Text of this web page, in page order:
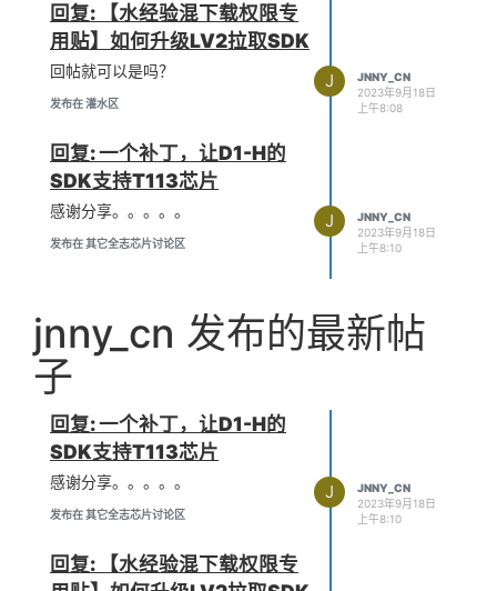
回复: 【水经验混下载权限专
用贴】如何升级LV2拉取SDK
回帖就可以是吗？
发布在 灌水区
J
JNNY_CN
2023年9月18日
上午8:08
回复: 一个补丁，让D1-H的
SDK支持T113芯片
感谢分享。。。。。
发布在 其它全志芯片讨论区
J
JNNY_CN
2023年9月18日
上午8:10
jnny_cn 发布的最新帖
子
回复: 一个补丁，让D1-H的
SDK支持T113芯片
感谢分享。。。。。
发布在 其它全志芯片讨论区
J
JNNY_CN
2023年9月18日
上午8:10
回复: 【水经验混下载权限专